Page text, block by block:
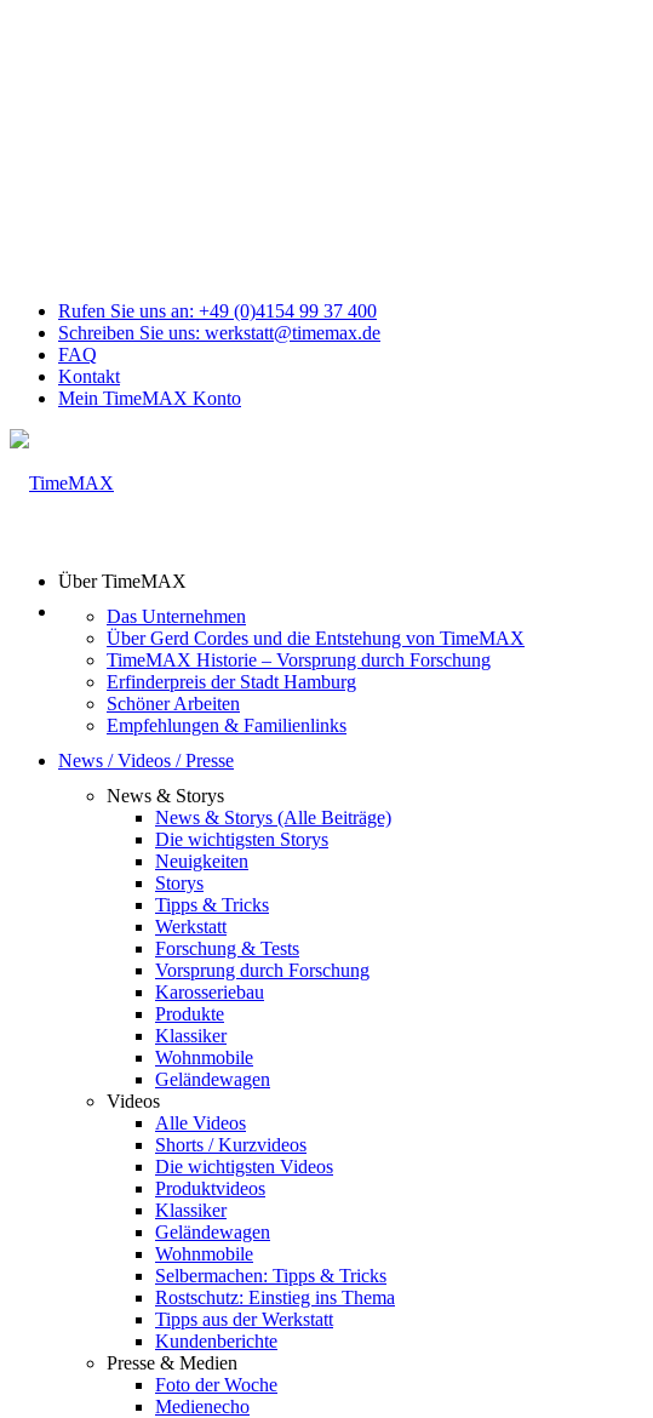
Rufen Sie uns an: +49 (0)4154 99 37 400
Schreiben Sie uns: werkstatt@timemax.de
FAQ
Kontakt
Mein TimeMAX Konto
Über TimeMAX
Das Unternehmen
Über Gerd Cordes und die Entstehung von TimeMAX
TimeMAX Historie – Vorsprung durch Forschung
Erfinderpreis der Stadt Hamburg
Schöner Arbeiten
Empfehlungen & Familienlinks
News / Videos / Presse
News & Storys
News & Storys (Alle Beiträge)
Die wichtigsten Storys
Neuigkeiten
Storys
Tipps & Tricks
Werkstatt
Forschung & Tests
Vorsprung durch Forschung
Karosseriebau
Produkte
Klassiker
Wohnmobile
Geländewagen
Videos
Alle Videos
Shorts / Kurzvideos
Die wichtigsten Videos
Produktvideos
Klassiker
Geländewagen
Wohnmobile
Selbermachen: Tipps & Tricks
Rostschutz: Einstieg ins Thema
Tipps aus der Werkstatt
Kundenberichte
Presse & Medien
Foto der Woche
Medienecho